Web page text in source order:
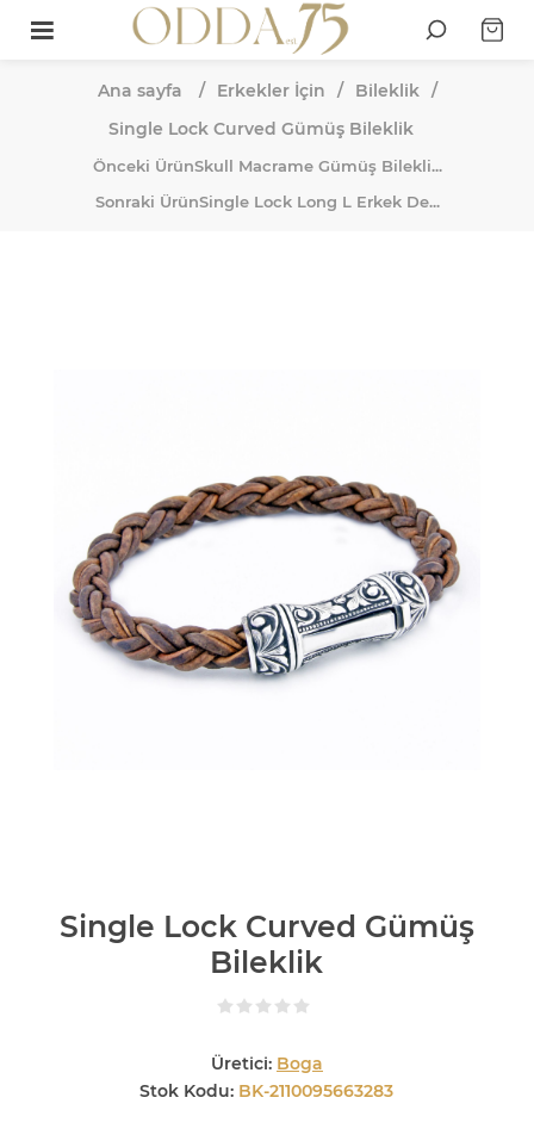
Ana sayfa / Erkekler İçin / Bileklik /
Single Lock Curved Gümüş Bileklik
Önceki ÜrünSkull Macrame Gümüş Bilekli...
Sonraki ÜrünSingle Lock Long L Erkek De...
Single Lock Curved Gümüş
Bileklik
Üretici: Boga
Stok Kodu: BK-2110095663283